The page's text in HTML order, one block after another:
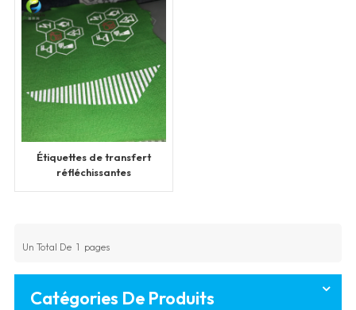
Étiquettes de transfert
réfléchissantes
Un Total De 1 Pages
Catégories De Produits